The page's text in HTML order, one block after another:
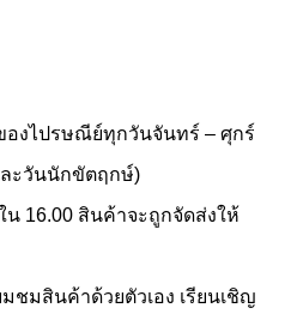
องไปรษณีย์ทุกวันจันทร์ – ศุกร์
ะวันนักขัตฤกษ์)
16.00 สินค้าจะถูกจัดส่งให้
ชมสินค้าด้วยตัวเอง เรียนเชิญ